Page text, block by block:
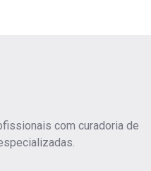
com curadoria de